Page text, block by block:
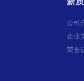
公司
企业
荣誉